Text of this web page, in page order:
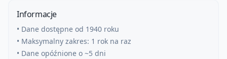
Informacje
• Dane dostępne od 1940 roku
• Maksymalny zakres: 1 rok na raz
• Dane opóźnione o ~5 dni